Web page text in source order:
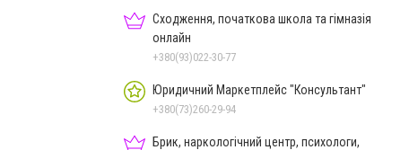
Сходження, початкова школа та гімназія
онлайн
+380(93)022-30-77
Юридичний Маркетплейс "Консультант"
+380(73)260-29-94
Брик, наркологічний центр, психологи,